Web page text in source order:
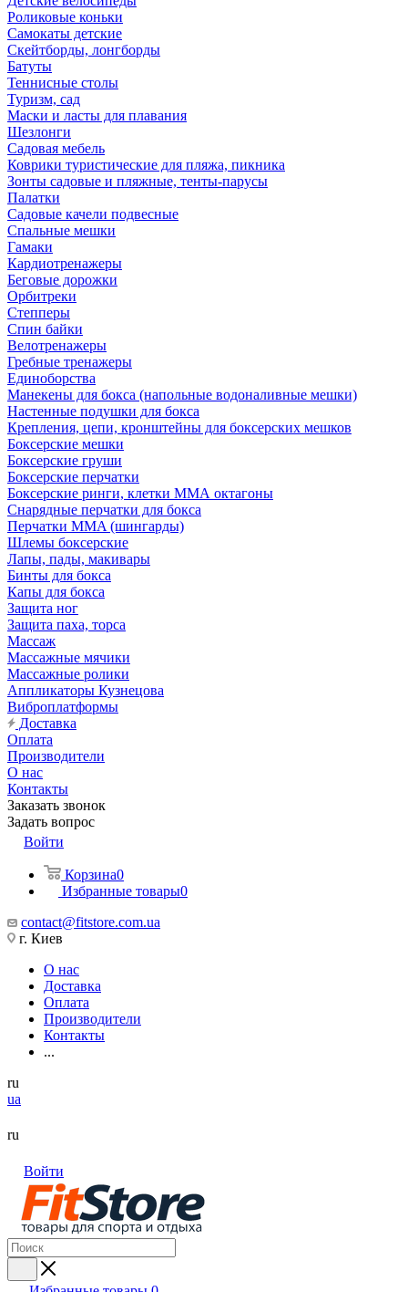
Роликовые коньки
Самокаты детские
Скейтборды, лонгборды
Батуты
Теннисные столы
Туризм, сад
Маски и ласты для плавания
Шезлонги
Садовая мебель
Коврики туристические для пляжа, пикника
Зонты садовые и пляжные, тенты-парусы
Палатки
Садовые качели подвесные
Спальные мешки
Гамаки
Кардиотренажеры
Беговые дорожки
Орбитреки
Степперы
Спин байки
Велотренажеры
Гребные тренажеры
Единоборства
Манекены для бокса (напольные водоналивные мешки)
Настенные подушки для бокса
Крепления, цепи, кронштейны для боксерских мешков
Боксерские мешки
Боксерские груши
Боксерские перчатки
Боксерские ринги, клетки ММА октагоны
Снарядные перчатки для бокса
Перчатки MMA (шингарды)
Шлемы боксерские
Лапы, пады, макивары
Бинты для бокса
Капы для бокса
Защита ног
Защита паха, торса
Массаж
Массажные мячики
Массажные ролики
Аппликаторы Кузнецова
Виброплатформы
Доставка
Оплата
Производители
О нас
Контакты
Заказать звонок
Задать вопрос
Войти
Корзина0
Избранные товары0
contact@fitstore.com.ua
г. Киев
О нас
Доставка
Оплата
Производители
Контакты
...
ru
ua
ru
Войти